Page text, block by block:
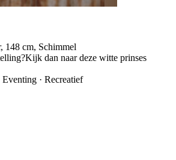
148 cm, Schimmel
dan naar deze witte prinses
Eventing · Recreatief